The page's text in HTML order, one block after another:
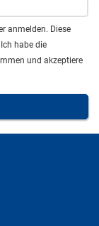
anmelden. Diese
habe die
und akzeptiere